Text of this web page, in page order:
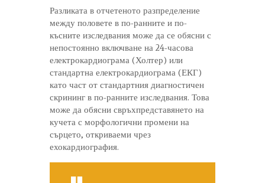
Разликата в отчетеното разпределение
между половете в по-ранните и по-
късните изследвания може да се обясни с
непостоянно включване на 24-часова
електрокардиограма (Холтер) или
стандартна електрокардиограма (ЕКГ)
като част от стандартния диагностичен
скрининг в по-ранните изследвания. Това
може да обясни свръхпредставянето на
кучета с морфологични промени на
сърцето, откриваеми чрез
ехокардиография.